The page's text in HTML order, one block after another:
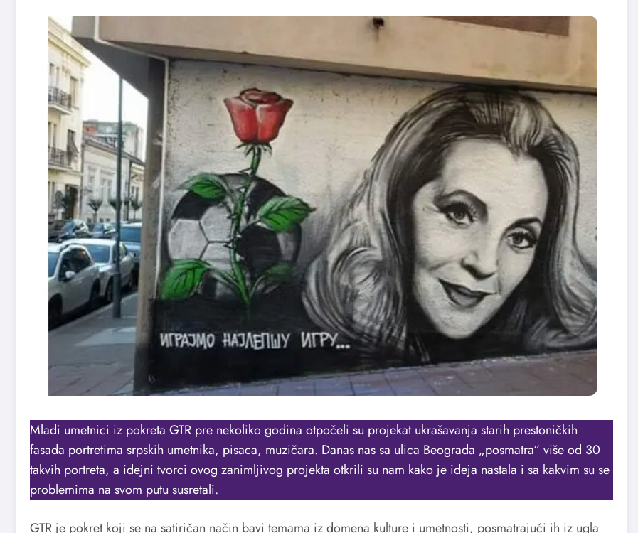
Mladi umetnici iz pokreta GTR pre nekoliko godina otpočeli su projekat ukrašavanja starih prestoničkih
fasada portretima srpskih umetnika, pisaca, muzičara. Danas nas sa ulica Beograda „posmatra“ više od 30
takvih portreta, a idejni tvorci ovog zanimljivog projekta otkrili su nam kako je ideja nastala i sa kakvim su se
problemima na svom putu susretali.
GTR je pokret koji se na satiričan način bavi temama iz domena kulture i umetnosti, posmatrajući ih iz ugla